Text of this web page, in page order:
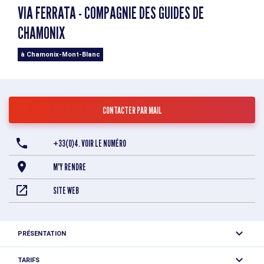
VIA FERRATA - COMPAGNIE DES GUIDES DE
CHAMONIX
à Chamonix-Mont-Blanc
CONTACTER PAR MAIL
+33(0)4. VOIR LE NUMÉRO
M'Y RENDRE
SITE WEB
PRÉSENTATION
Pour vous initier à la verticalité et vivre une expérience
TARIFS